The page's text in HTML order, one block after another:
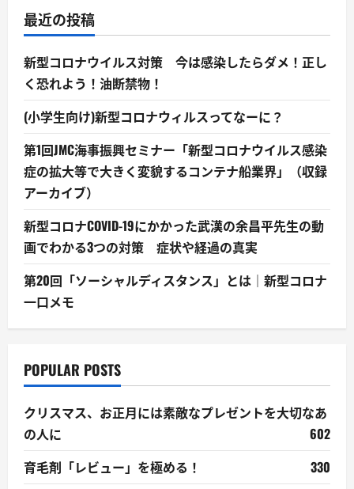
最近の投稿
新型コロナウイルス対策 今は感染したらダメ！正し
く恐れよう！油断禁物！
(小学生向け)新型コロナウィルスってなーに？
第1回JMC海事振興セミナー「新型コロナウイルス感染
症の拡大等で大きく変貌するコンテナ船業界」（収録
アーカイブ）
新型コロナCOVID-19にかかった武漢の余昌平先生の動
画でわかる3つの対策 症状や経過の真実
第20回「ソーシャルディスタンス」とは｜新型コロナ
一口メモ
POPULAR POSTS
クリスマス、お正月には素敵なプレゼントを大切なあ
の人に
602
育毛剤「レビュー」を極める！
330